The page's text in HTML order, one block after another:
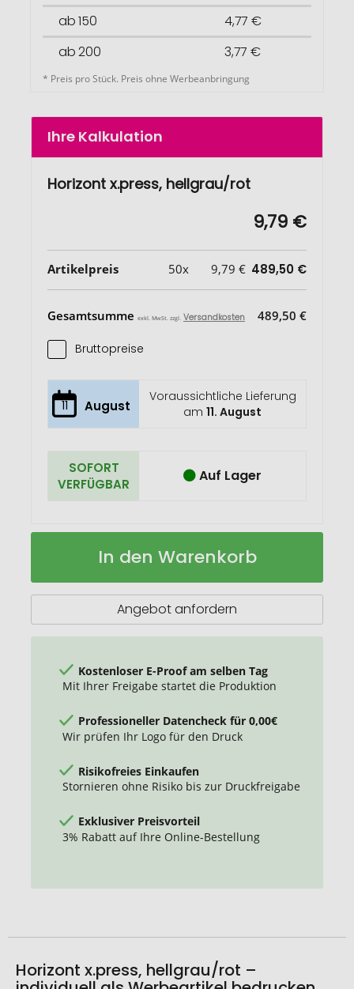
ab 150
4,77 €
ab 200
3,77 €
* Preis pro Stück. Preis ohne Werbeanbringung
Ihre Kalkulation
Horizont x.press, hellgrau/rot
9,79 €
Artikelpreis 50x 9,79 € 489,50 €
Gesamtsumme exkl. MwSt. zzgl. Versandkosten 489,50 €
Bruttopreise
11 August
Voraussichtliche Lieferung
am11. August
SOFORT
VERFÜGBAR
Auf Lager
Horizont
Auf
In den Warenkorb
Angebot anfordern
Kostenloser E-Proof am selben Tag
Mit Ihrer Freigabe startet die Produktion
Professioneller Datencheck für 0,00€
Wir prüfen Ihr Logo für den Druck
Risikofreies Einkaufen
Stornieren ohne Risiko bis zur Druckfreigabe
Exklusiver Preisvorteil
3% Rabatt auf Ihre Online-Bestellung
Horizont x.press, hellgrau/rot –